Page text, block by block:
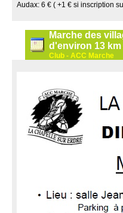
Audax: 6 € ( +1 € si inscription
Marche des
d'environ 13
Club - ACC Marche